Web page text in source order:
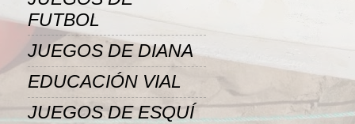
FUTBOL
JUEGOS DE DIANA
EDUCACIÓN VIAL
JUEGOS DE ESQUÍ